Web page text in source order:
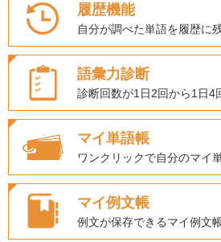
履歴機能
自分が調べた単語を履歴に
語彙力診断
診断回数が1日2回から1日4
マイ単語帳
ワンクリックで自分のマイ
マイ例文帳
例文が保存できるマイ例文